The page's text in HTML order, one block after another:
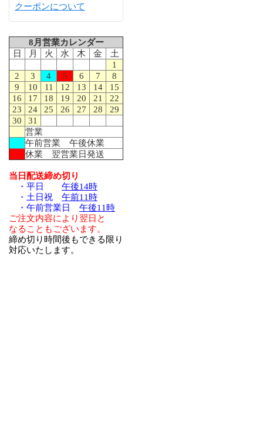
クーポンについて
8月営業カレンダー
日
月 火 水 木 金
土
1
2
3 4 5 6 7
8
9
10 11 12 13 14
15
16
17 18 19 20 21
22
23
24 25 26 27 28
29
30
31
営業
午前営業 午後休業
休業 翌営業日発送
当日配送締め切り
・平日 午後14時
・土日祝 午前11時
・午前営業日 午後11時
ご注文内容により翌日と
なることもございます。
締め切り時間後もできる限り
対応いたします。